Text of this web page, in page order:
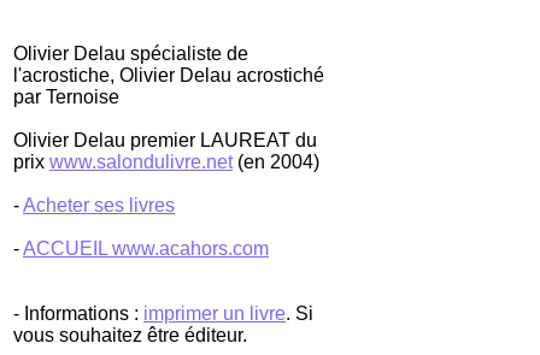
Olivier Delau spécialiste de
l'acrostiche, Olivier Delau acrostiché
par Ternoise
Olivier Delau premier LAUREAT du
prix www.salondulivre.net(en 2004)
-Acheter ses livres
-ACCUEIL www.acahors.com
- Informations : imprimer un livre. Si
vous souhaitez être éditeur.